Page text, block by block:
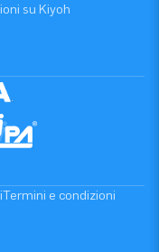
su Kiyoh
Termini e condizioni